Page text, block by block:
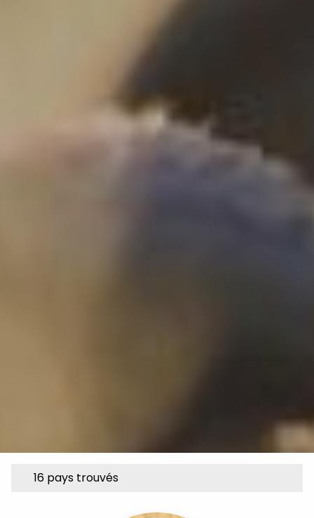
16 pays trouvés